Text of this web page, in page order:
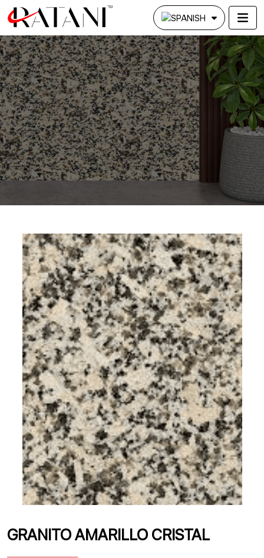
GRANITO AMARILLO CRISTAL